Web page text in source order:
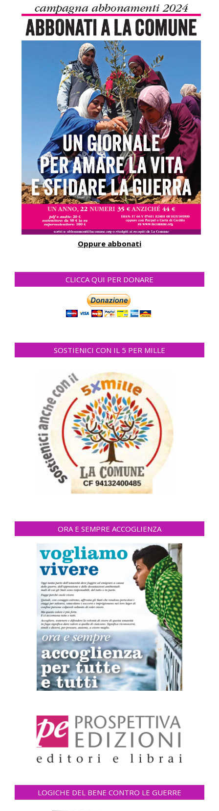
Oppure abbonati
CLICCA QUI PER DONARE
SOSTIENICI CON IL 5 PER MILLE
ORA E SEMPRE ACCOGLIENZA
LOGICHE DEL BENE CONTRO LE GUERRE